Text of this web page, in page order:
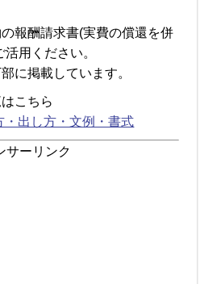
報酬請求書(実費の償還を併
用ください。
に掲載しています。
こちら
・出し方・文例・書式
サーリンク